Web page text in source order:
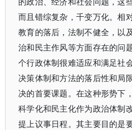
而且错综复杂，千变万化。相
教育的落后，法制不健全，以
治和民主作风等方面存在的问
个行政体制很难适应和满足社
决策体制和方法的落后性和局
决的首要课题。在这种形势下
科学化和民主化作为政治体制
提上议事日程。其主要目的是